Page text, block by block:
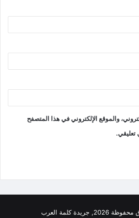
والموقع الإلكتروني في هذا المتصفح
تعليقي.
جريدة كلمة العرب